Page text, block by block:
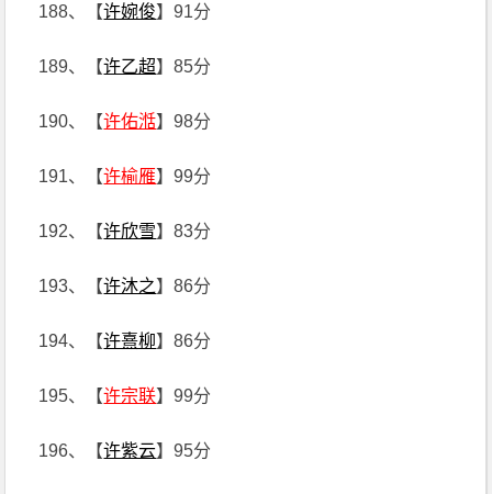
188、【许婉俊】91分
189、【许乙超】85分
190、【许佑湉】98分
191、【许榆雁】99分
192、【许欣雪】83分
193、【许沐之】86分
194、【许熹柳】86分
195、【许宗联】99分
196、【许紫云】95分